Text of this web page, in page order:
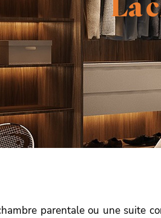
La
parentale ou une suite